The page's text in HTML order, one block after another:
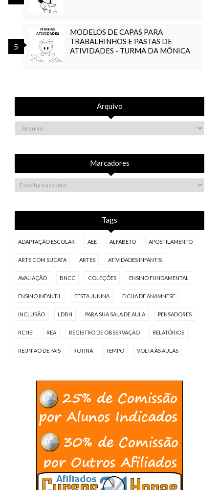
MODELOS DE CAPAS PARA
TRABALHINHOS E PASTAS DE
ATIVIDADES - TURMA DA MÔNICA
Arquivo
Marcadores
Tags
ADAPTAÇÃO ESCOLAR AEE ALFABETO APOSTILAMENTO
ARTE COM SUCATA ARTES ATIVIDADES INFANTIS
AVALIAÇÃO BNCC COLEÇÕES ENSINO FUNDAMENTAL
ENSINO INFANTIL FESTA JUNINA FICHA DE ANAMNESE
INCLUSÃO LDBN PARA SUA SALA DE AULA PENSADORES
RCNEI REA REGISTRO DE OBSERVAÇÃO RELATÓRIOS
REUNIÃO DE PAIS ROTINA TEMPO VOLTA ÀS AULAS